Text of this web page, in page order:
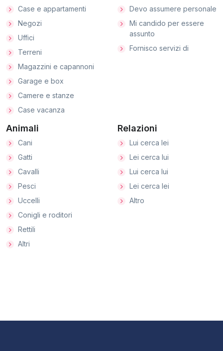
Case e appartamenti
Negozi
Uffici
Terreni
Magazzini e capannoni
Garage e box
Camere e stanze
Case vacanza
Devo assumere personale
Mi candido per essere
assunto
Fornisco servizi di
Animali
Cani
Gatti
Cavalli
Pesci
Uccelli
Conigli e roditori
Rettili
Altri
Relazioni
Lui cerca lei
Lei cerca lui
Lui cerca lui
Lei cerca lei
Altro